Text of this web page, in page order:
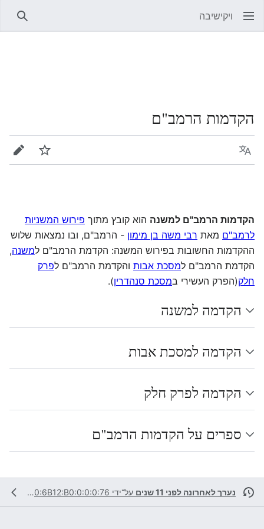
ויקישיבה
הקדמות הרמב"ם
שפה מעקב
הקדמות הרמב"ם למשנה הוא קובץ מתוך פירוש המשניות
לרמב"ם מאת רבי משה בן מימון - הרמב"ם, ובו נמצאות שלוש
ההקדמות החשובות בפירוש המשנה: הקדמת הרמב"ם למשנה,
הקדמת הרמב"ם למסכת אבות והקדמת הרמב"ם לפרק
חלק(הפרק העשירי במסכת סנהדרין).
הקדמה למשנה
הקדמה למסכת אבות
הקדמה לפרק חלק
ספרים על הקדמות הרמב"ם
נערך לאחרונה לפני 11 שנים על־ידי 2001:470:6B12:B0:0:0:0:76